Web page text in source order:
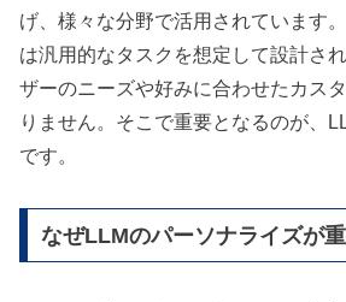
げ、様々な分野で活用されています
は汎用的なタスクを想定して設計さ
ザーのニーズや好みに合わせたカス
りません。そこで重要となるのが、
です。
なぜLLMのパーソナライズが